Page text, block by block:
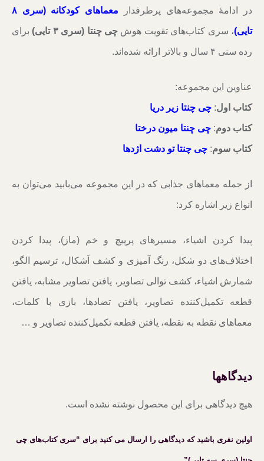
در ادامۀ مجموعه‌های پرطرفدار معماهای کودکانه (سری ۸
تایی)، سری کتاب‌های تقویت هوش چی چنتا (سری ۳ تایی) برای
رده سنی ۴ سال و بالاتر ارائه شده‌اند.
عناوین این مجموعه:
کتاب اول: چی چنتا زیر دریا
کتاب دوم: چی چنتا میون درختا
کتاب سوم: چی چنتا تو دشت اژدها
از جمله معماهای جذابی که در این مجموعه می‌بابید می‌توان به
انواع زیر اشاره کرد:
پیدا کردن اشیاء، مسیرهای پرپیچ و خم (ماز)، پیدا کردن
اختلاف‌های دو شکل، رنگ آمیزی و کشف اَشکال، ترسیم الگو،
شمارش اشیاء، کشف توالی تصاویر، یافتن تصاویر مشابه، یافتن
قطعه تکمیل‌کننده تصاویر، یافتن تضادها، بازی با کلمات،
معماهای نقطه به نقطه، یافتن قطعه تکمیل‌کننده تصاویر و …
دیدگاهها
هیچ دیدگاهی برای این محصول نوشته نشده است.
اولین نفری باشید که دیدگاهی را ارسال می کنید برای “سری کتاب‌های چی